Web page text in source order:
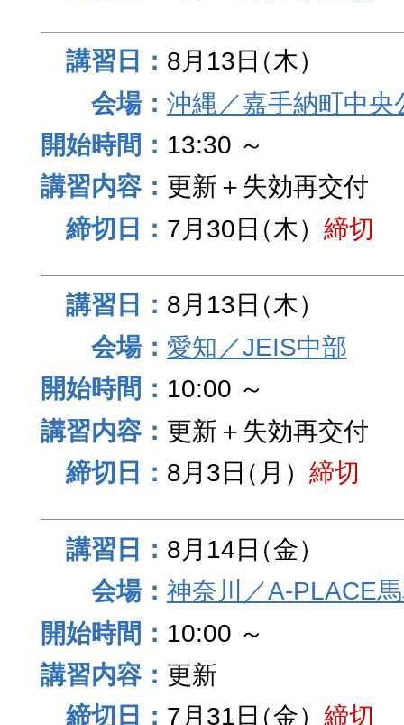
8月13日（木）
沖縄／嘉手納町中央
13:30 ～
更新＋失効再交付
7月30日（木） 締切
8月13日（木）
愛知／JEIS中部
10:00 ～
更新＋失効再交付
8月3日（月） 締切
8月14日（金）
神奈川／A-PLACE
10:00 ～
更新
7月31日（金） 締切